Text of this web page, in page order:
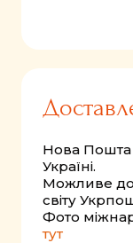
Нова Пошта
Україні.
Можливе
світу
Фото
тут